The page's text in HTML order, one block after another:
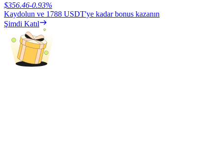
Launchpool
Popüler token'lar kazanmak için esnek staking
$356.46-0.93%
Kaydolun ve 1788 USDT'ye kadar bonus kazanın
Şimdi Katıl